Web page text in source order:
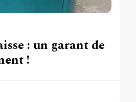
: un garant de
!